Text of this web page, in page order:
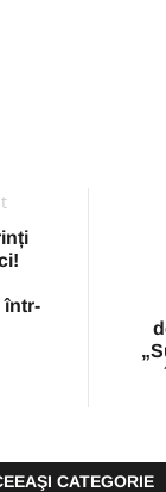
într-
CATEGORIE